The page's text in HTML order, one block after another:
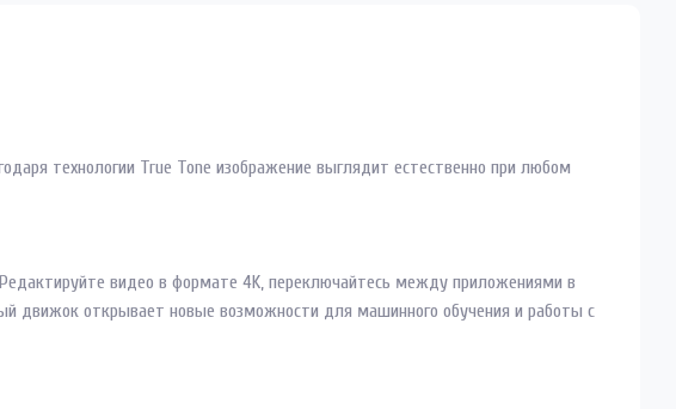
технологии True Tone изображение выглядит естественно при любом
видео в формате 4K, переключайтесь между приложениями в
движок открывает новые возможности для машинного обучения и работы с